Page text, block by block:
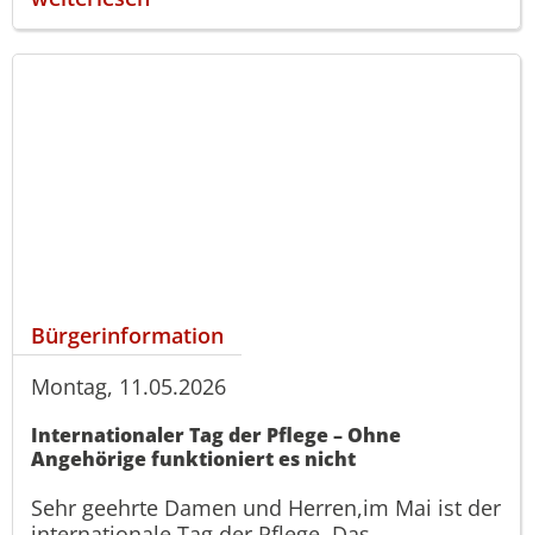
Bürgerinformation
Montag, 11.05.2026
Internationaler Tag der Pflege – Ohne
Angehörige funktioniert es nicht
Sehr geehrte Damen und Herren,im Mai ist der